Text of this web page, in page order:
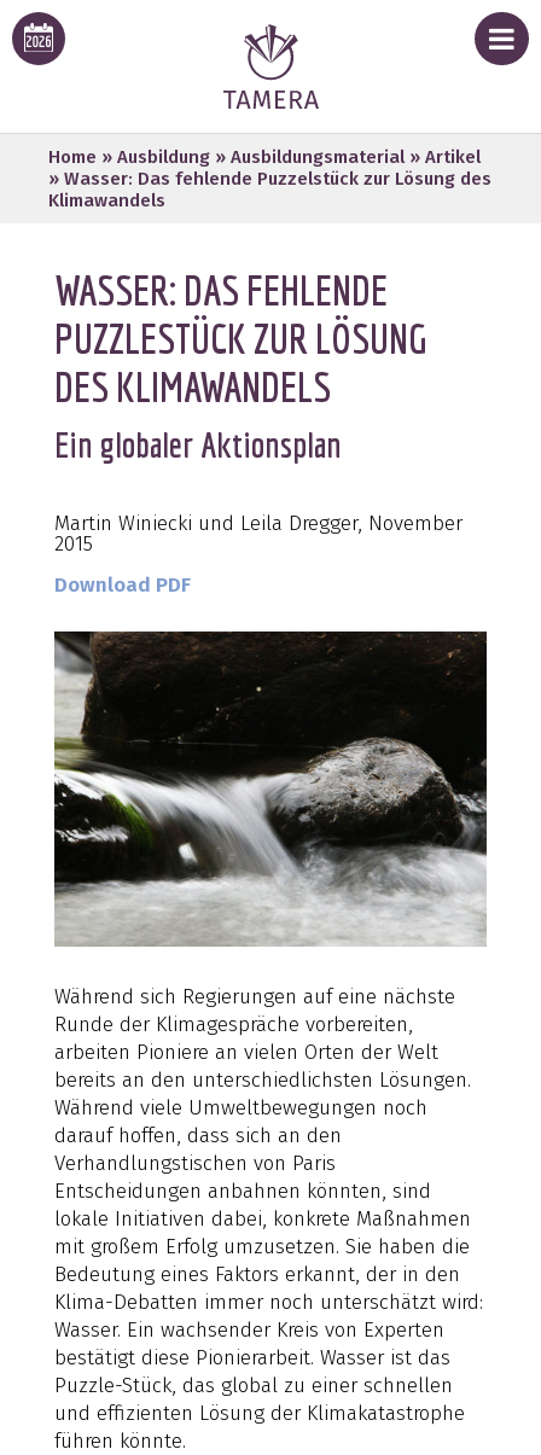
Home » Ausbildung » Ausbildungsmaterial» Artikel
» Wasser: Das fehlende Puzzelstück zur Lösung des
Klimawandels
WASSER: DAS FEHLENDE
PUZZLESTÜCK ZUR LÖSUNG
DES KLIMAWANDELS
Ein globaler Aktionsplan
Martin Winiecki und Leila Dregger, November
2015
Download PDF
Während sich Regierungen auf eine nächste
Runde der Klimagespräche vorbereiten,
arbeiten Pioniere an vielen Orten der Welt
bereits an den unterschiedlichsten Lösungen.
Während viele Umweltbewegungen noch
darauf hoffen, dass sich an den
Verhandlungstischen von Paris
Entscheidungen anbahnen könnten, sind
lokale Initiativen dabei, konkrete Maßnahmen
mit großem Erfolg umzusetzen. Sie haben die
Bedeutung eines Faktors erkannt, der in den
Klima-Debatten immer noch unterschätzt wird:
Wasser. Ein wachsender Kreis von Experten
bestätigt diese Pionierarbeit. Wasser ist das
Puzzle-Stück, das global zu einer schnellen
und effizienten Lösung der Klimakatastrophe
führen könnte.